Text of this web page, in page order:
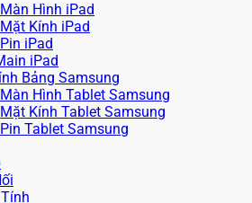
Hình iPad
Kính iPad
iPad
iPad
Bảng Samsung
Hình Tablet Samsung
Kính Tablet Samsung
Tablet Samsung